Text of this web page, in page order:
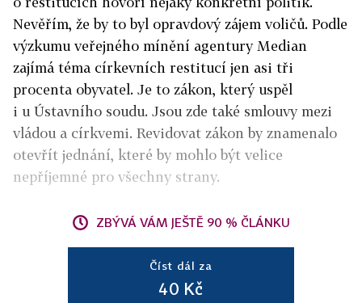
Nevěřím, že by to byl opravdový zájem voličů. Podle
výzkumu veřejného mínění agentury Median
zajímá téma církevních restitucí jen asi tři
procenta obyvatel. Je to zákon, který uspěl
i u Ústavního soudu. Jsou zde také smlouvy mezi
vládou a církvemi. Revidovat zákon by znamenalo
otevřít jednání, které by mohlo být velice
nepříjemné pro všechny strany.
ZBÝVÁ VÁM JEŠTĚ 90 % ČLÁNKU
Číst dál za
40 Kč